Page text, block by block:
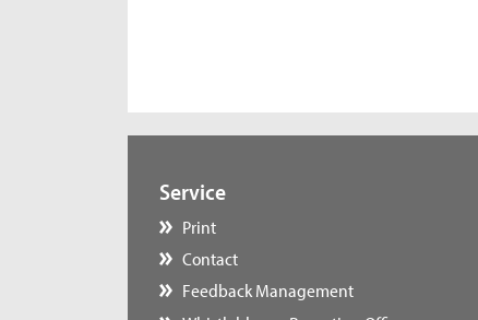
Service
Print
Contact
Feedback Management